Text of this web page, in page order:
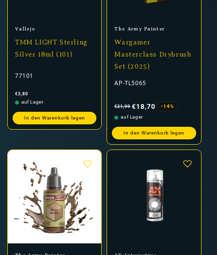
Anbieter:
Vallejo
TMM LIGHT Sterling
Silver 18ml (101)
77101
Normaler
Preis
€3,80
auf Lager
In den Warenkorb legen
Anbieter:
The Army Painter
Wargamer
Masterclass Drybrush
Set (2025)
AP-TL5065
Preis
€21,99 €18,70
-14%
auf Lager
In den Warenkorb legen